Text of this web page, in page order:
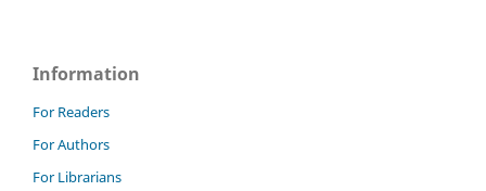
Information
For Readers
For Authors
For Librarians